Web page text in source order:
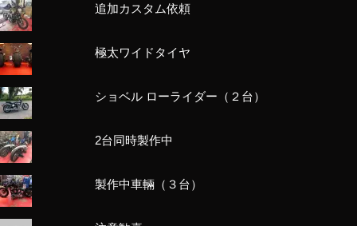
追加カスタム依頼
極太ワイドタイヤ
ショベル ローライダー（２台）
2台同時製作中
製作中車輛（３台）